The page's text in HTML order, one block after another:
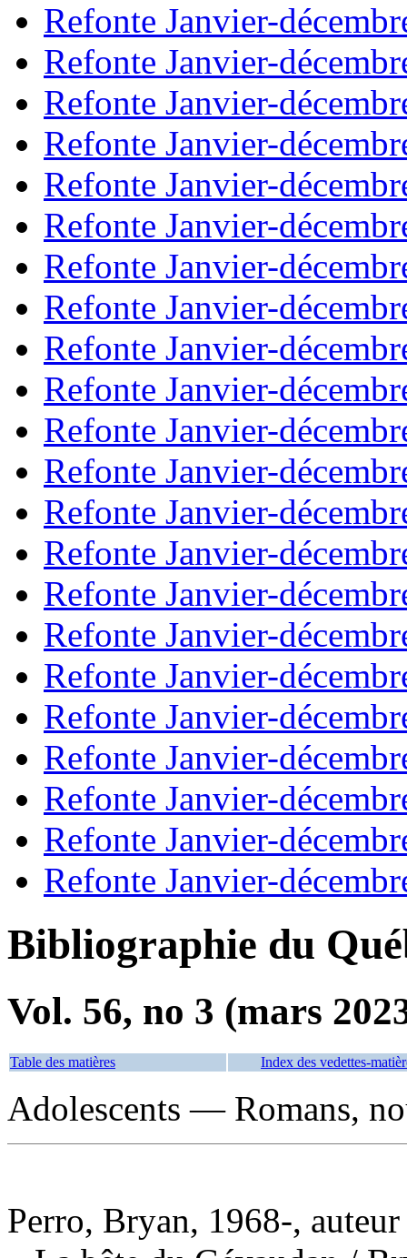
Refonte Janvier-
Refonte Janvier-
Refonte Janvier-
Refonte Janvier-
Refonte Janvier-
Refonte Janvier-
Refonte Janvier-
Refonte Janvier-
Refonte Janvier-
Refonte Janvier-
Refonte Janvier-
Refonte Janvier-
Refonte Janvier-
Refonte Janvier-
Refonte Janvier-
Refonte Janvier-
Refonte Janvier-
Refonte Janvier-
Refonte Janvier-
Refonte Janvier-
Refonte Janvier-
Refonte Janvier-
Bibliographie du
Vol. 56, no 3 (mars
Table des matières Index des vedettes-
Adolescents — Romans,
Perro, Bryan, 1968-, auteur